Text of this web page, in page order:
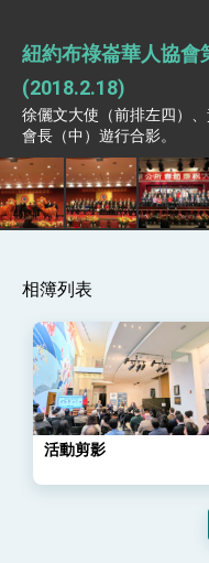
訪問團
臺美經貿談
成「臺美對
卓揆：臺美
利戰略地位
外交部與數
位實力，達
總統以「韌
年談話
總統主持「
會 強調以
命運
總統發表
賴總統就職
紐約布祿崙華人協會
(2018.2.18)
徐儷文大使（前排左四）
會長（中）遊行合影。
相簿列表
活動剪影